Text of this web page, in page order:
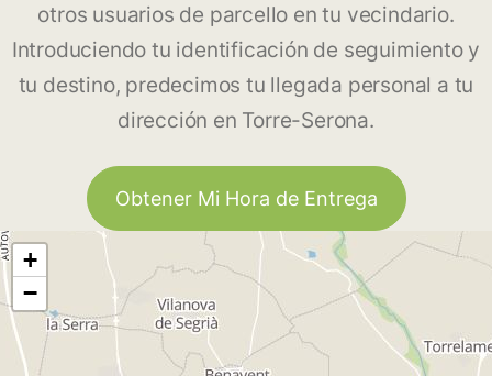
otros usuarios de parcello en tu vecindario.
Introduciendo tu identificación de seguimiento y
tu destino, predecimos tu llegada personal a tu
dirección en Torre-Serona.
Obtener Mi Hora de Entrega
+
−